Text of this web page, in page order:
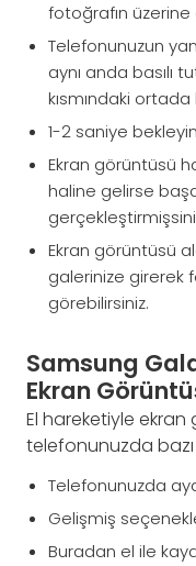
fotoğrafın üzerine
Telefonunuzun
aynı anda basılı
kısmındaki
1-2 saniye
Ekran görüntüsü
haline gelirse
Ekran görüntüsü
galerinize girerek
görebilirsiniz.
Samsung
Ekran
El hareketiyle
telefonunuzda bazı
Telefonunuzda
Gelişmiş
Buradan el ile